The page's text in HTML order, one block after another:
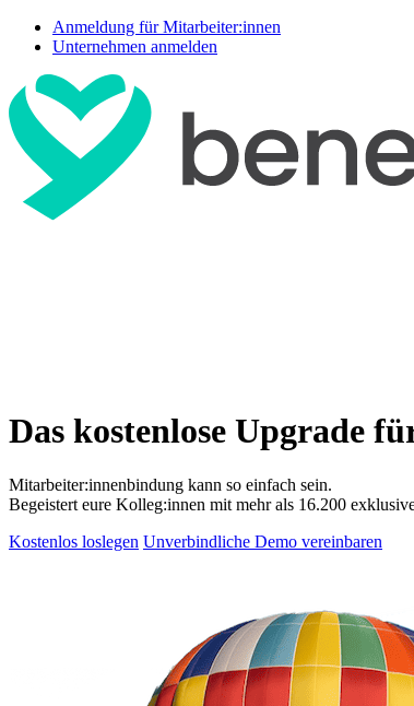
Anmeldung für Mitarbeiter:innen
Unternehmen anmelden
Das kostenlose Upgrade
Mitarbeiter:innenbindung kann so einfach sein.
Begeistert eure Kolleg:innen mit mehr als 16.200
Kostenlos loslegen Unverbindliche Demo vereinbaren